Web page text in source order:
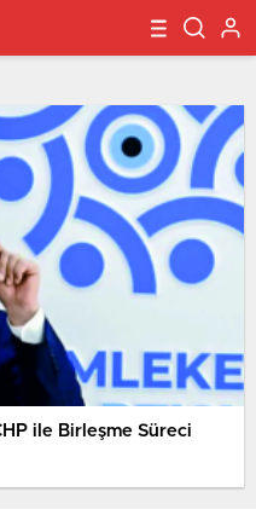
ile Birleşme Süreci